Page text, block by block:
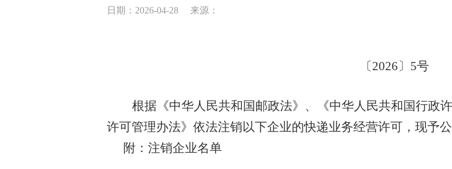
日期：2026-04-28 来源：
〔 2026 〕 5号
根据《中华人民共和国邮政法》、《中华人民共和国行政
许可管理办法》依法注销以下企业的快递业务经营许可，现予公
附：注销企业名单